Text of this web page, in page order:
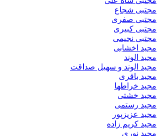
مجتبی شجاع
مجتبی صفری
مجتبی کبیری
مجتبی نجیمی
مجید اخشابی
مجید الوند‎
مجید الوند و سهیل صداقت
مجید باقری
مجید خراطها
مجید خشتی
مجید رستمی
مجید عزیزپور
مجید کریم زاده
مجید نوری